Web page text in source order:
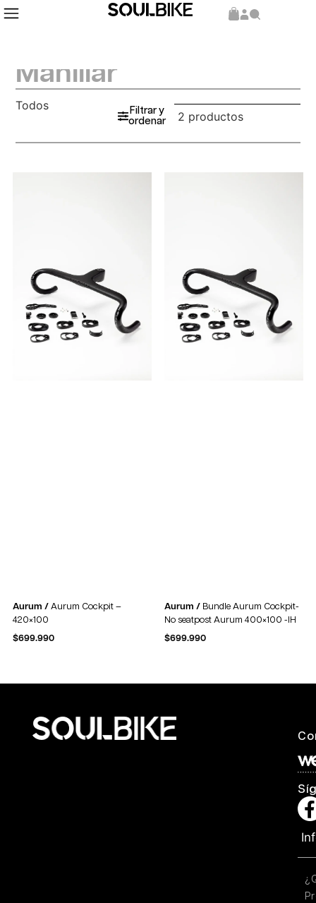
Manillar
Todos
Filtrar y
ordenar
2 productos
Aurum / Aurum Cockpit –
420×100
$699.990
Aurum / Bundle Aurum Cockpit-
No seatpost Aurum 400×100 -IH
$699.990